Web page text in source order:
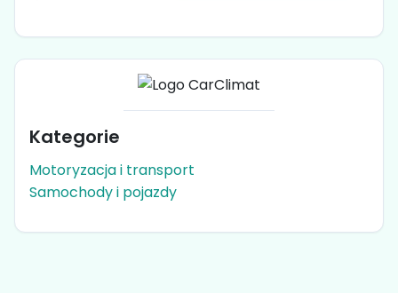
Kategorie
Motoryzacja i transport
Samochody i pojazdy